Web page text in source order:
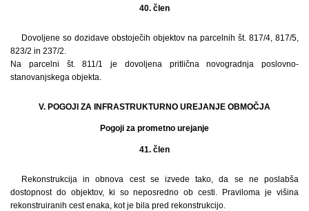
40. člen
Dovoljene so dozidave obstoječih objektov na parcelnih št. 817/4, 817/5,
823/2 in 237/2.
Na parcelni št. 811/1 je dovoljena pritlična novogradnja poslovno-
stanovanjskega objekta.
V. POGOJI ZA INFRASTRUKTURNO UREJANJE OBMOČJA
Pogoji za prometno urejanje
41. člen
Rekonstrukcija in obnova cest se izvede tako, da se ne poslabša
dostopnost do objektov, ki so neposredno ob cesti. Praviloma je višina
rekonstruiranih cest enaka, kot je bila pred rekonstrukcijo.